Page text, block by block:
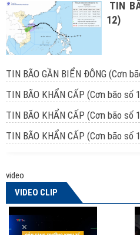
TIN
12)
TIN BÃO GẦN BIỂN ĐÔNG (Cơn
TIN BÃO KHẨN CẤP (Cơn bão số
TIN BÃO KHẨN CẤP (Cơn bão số
TIN BÃO KHẨN CẤP (Cơn bão số
video
VIDEO CLIP